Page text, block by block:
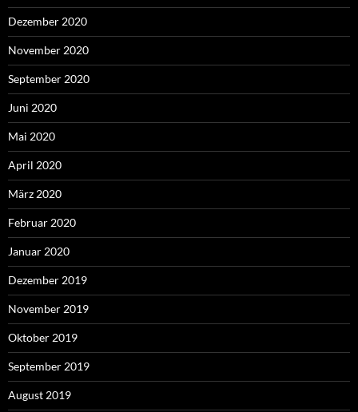
Dezember 2020
November 2020
September 2020
Juni 2020
Mai 2020
April 2020
März 2020
Februar 2020
Januar 2020
Dezember 2019
November 2019
Oktober 2019
September 2019
August 2019